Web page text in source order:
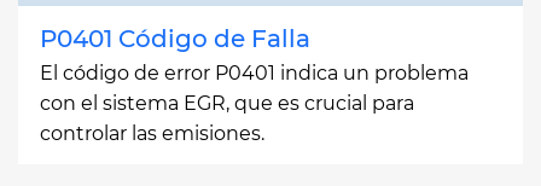
P0401 Código de Falla
El código de error P0401 indica un problema
con el sistema EGR, que es crucial para
controlar las emisiones.